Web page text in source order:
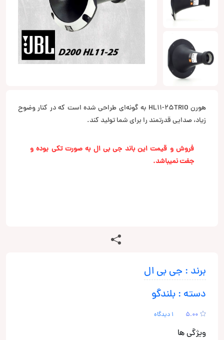
هورن HL11-25TRIO به گونه‌ای طراحی شده است که در کنار وضوح
زیاد، صدایی قدرتمند را برای شما تولید کند.
فروش و قیمت این باند جی بی ال به صورت تکی بوده و
جفت نمیباشد.
برند : جی بی ال
دسته : بلندگو
5.00 1 دیدگاه
ویژگی ها